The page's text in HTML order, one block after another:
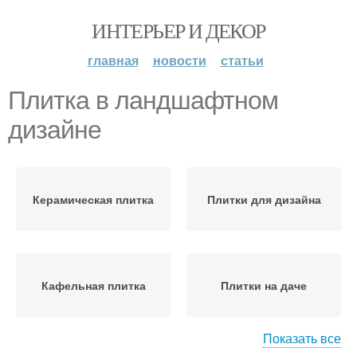
ИНТЕРЬЕР И ДЕКОР
главная новости статьи
Плитка в ландшафтном
дизайне
Керамическая плитка Плитки для дизайна
Кафельная плитка Плитки на даче
Показать все